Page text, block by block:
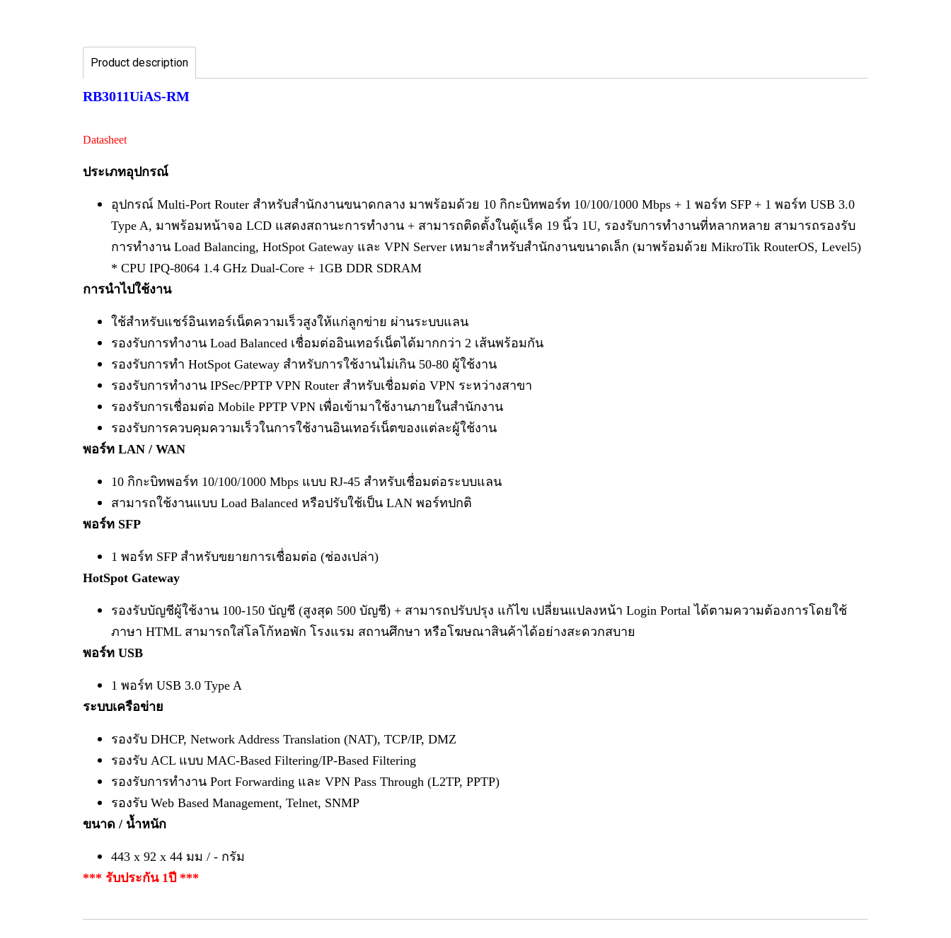
Product description
RB3011UiAS-RM
Datasheet
ประเภทอุปกรณ์
อุปกรณ์ Multi-Port Router สำหรับสำนักงานขนาดกลาง มาพร้อมด้วย 10 กิกะบิทพอร์ท 10/100/1000 Mbps + 1 พอร์ท SFP + 1 พอร์ท USB 3.0
Type A, มาพร้อมหน้าจอ LCD แสดงสถานะการทำงาน + สามารถติดตั้งในตู้แร็ค 19 นิ้ว 1U, รองรับการทำงานที่หลากหลาย สามารถรองรับ
การทำงาน Load Balancing, HotSpot Gateway และ VPN Server เหมาะสำหรับสำนักงานขนาดเล็ก (มาพร้อมด้วย MikroTik RouterOS, Level5)
* CPU IPQ-8064 1.4 GHz Dual-Core + 1GB DDR SDRAM
การนำไปใช้งาน
ใช้สำหรับแชร์อินเทอร์เน็ตความเร็วสูงให้แก่ลูกข่าย ผ่านระบบแลน
รองรับการทำงาน Load Balanced เชื่อมต่ออินเทอร์เน็ตได้มากกว่า 2 เส้นพร้อมกัน
รองรับการทำ HotSpot Gateway สำหรับการใช้งานไม่เกิน 50-80 ผู้ใช้งาน
รองรับการทำงาน IPSec/PPTP VPN Router สำหรับเชื่อมต่อ VPN ระหว่างสาขา
รองรับการเชื่อมต่อ Mobile PPTP VPN เพื่อเข้ามาใช้งานภายในสำนักงาน
รองรับการควบคุมความเร็วในการใช้งานอินเทอร์เน็ตของแต่ละผู้ใช้งาน
พอร์ท LAN / WAN
10 กิกะบิทพอร์ท 10/100/1000 Mbps แบบ RJ-45 สำหรับเชื่อมต่อระบบแลน
สามารถใช้งานแบบ Load Balanced หรือปรับใช้เป็น LAN พอร์ทปกติ
พอร์ท SFP
1 พอร์ท SFP สำหรับขยายการเชื่อมต่อ (ช่องเปล่า)
HotSpot Gateway
รองรับบัญชีผู้ใช้งาน 100-150 บัญชี (สูงสุด 500 บัญชี) + สามารถปรับปรุง แก้ไข เปลี่ยนแปลงหน้า Login Portal ได้ตามความต้องการโดยใช้
ภาษา HTML สามารถใส่โลโก้หอพัก โรงแรม สถานศึกษา หรือโฆษณาสินค้าได้อย่างสะดวกสบาย
พอร์ท USB
1 พอร์ท USB 3.0 Type A
ระบบเครือข่าย
รองรับ DHCP, Network Address Translation (NAT), TCP/IP, DMZ
รองรับ ACL แบบ MAC-Based Filtering/IP-Based Filtering
รองรับการทำงาน Port Forwarding และ VPN Pass Through (L2TP, PPTP)
รองรับ Web Based Management, Telnet, SNMP
ขนาด / น้ำหนัก
443 x 92 x 44 มม / - กรัม
*** รับประกัน 1ปี ***